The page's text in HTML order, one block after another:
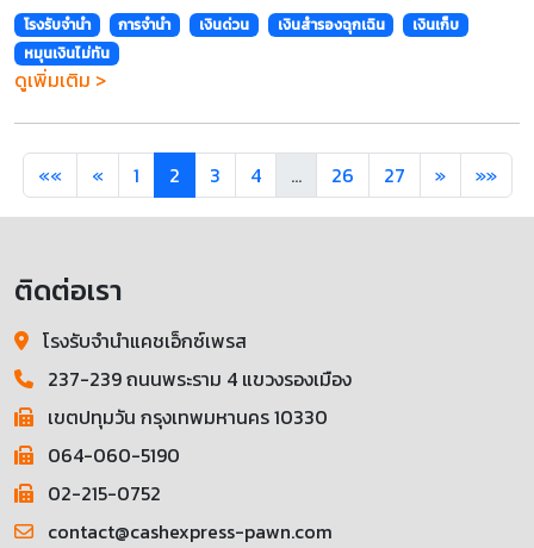
โรงรับจำนำ การจำนำ เงินด่วน เงินสำรองฉุกเฉิน
เงินเก็บ
หมุนเงินไม่ทัน
ดูเพิ่มเติม >
«« « 1 2 3 4 ... 26 27 » »»
ติดต่อเรา
โรงรับจำนำแคชเอ็กซ์เพรส
237-239 ถนนพระราม 4 แขวงรองเมือง
เขตปทุมวัน กรุงเทพมหานคร 10330
064-060-5190
02-215-0752
contact@cashexpress-pawn.com